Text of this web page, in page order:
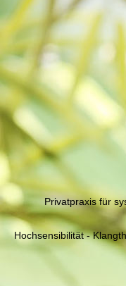
Privatpraxis für
Hochsensibilität -